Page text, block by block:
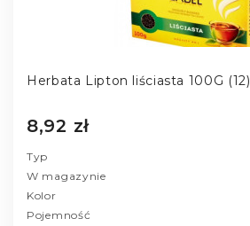
Herbata Lipton liściasta 100G (12)
8,92 zł
Typ
W magazynie
Kolor
Pojemność